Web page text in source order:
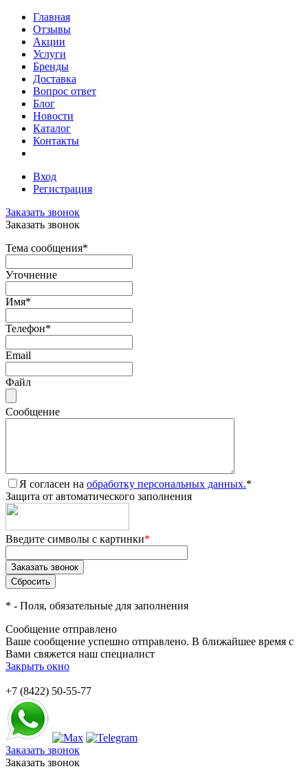
Главная
Отзывы
Акции
Услуги
Бренды
Доставка
Вопрос ответ
Блог
Новости
Каталог
Контакты
Вход
Регистрация
Заказать звонок
Заказать звонок
Тема сообщения*
Уточнение
Имя*
Телефон*
Email
Файл
Сообщение
Я согласен на обработку персональных данных.*
Защита от автоматического заполнения
Введите символы с картинки*
* - Поля, обязательные для заполнения
Сообщение отправлено
Ваше сообщение успешно отправлено. В ближайшее время с
Вами свяжется наш специалист
Закрыть окно
+7 (8422) 50-55-77
Заказать звонок
Заказать звонок